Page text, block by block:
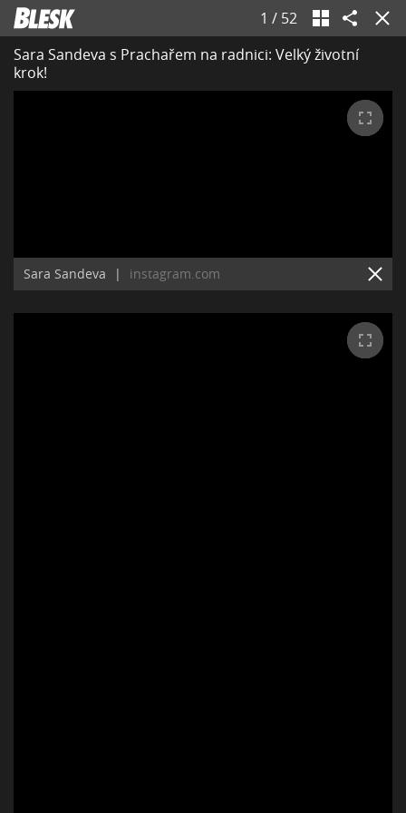
1 / 52
Sara Sandeva s Prachařem na radnici: Velký životní
krok!
Sara Sandeva | instagram.com